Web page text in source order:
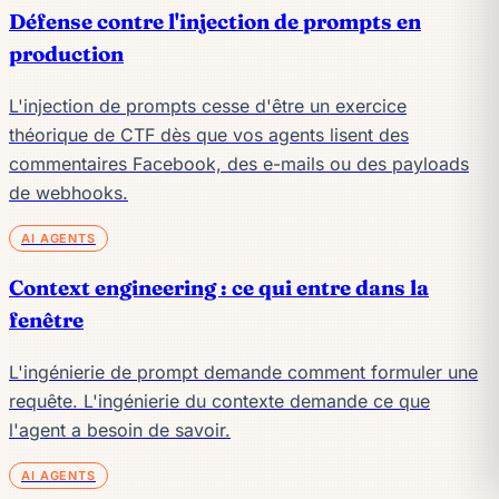
Défense contre l'injection de prompts en
production
L'injection de prompts cesse d'être un exercice
théorique de CTF dès que vos agents lisent des
commentaires Facebook, des e-mails ou des payloads
de webhooks.
AI AGENTS
Context engineering : ce qui entre dans la
fenêtre
L'ingénierie de prompt demande comment formuler une
requête. L'ingénierie du contexte demande ce que
l'agent a besoin de savoir.
AI AGENTS